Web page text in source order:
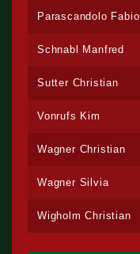
Parascandolo Fabio
Schnabl Manfred
Sutter Christian
Vonrufs Kim
Wagner Christian
Wagner Silvia
Wigholm Christian